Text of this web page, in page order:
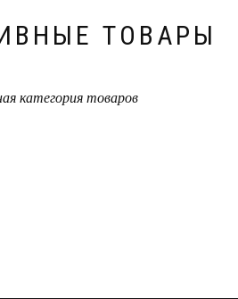
ТОВАРЫ
категория товаров